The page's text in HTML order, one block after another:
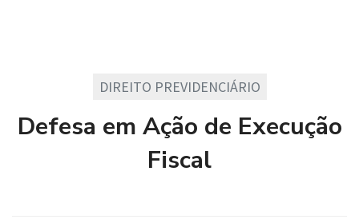
DIREITO PREVIDENCIÁRIO
Defesa em Ação de Execução
Fiscal